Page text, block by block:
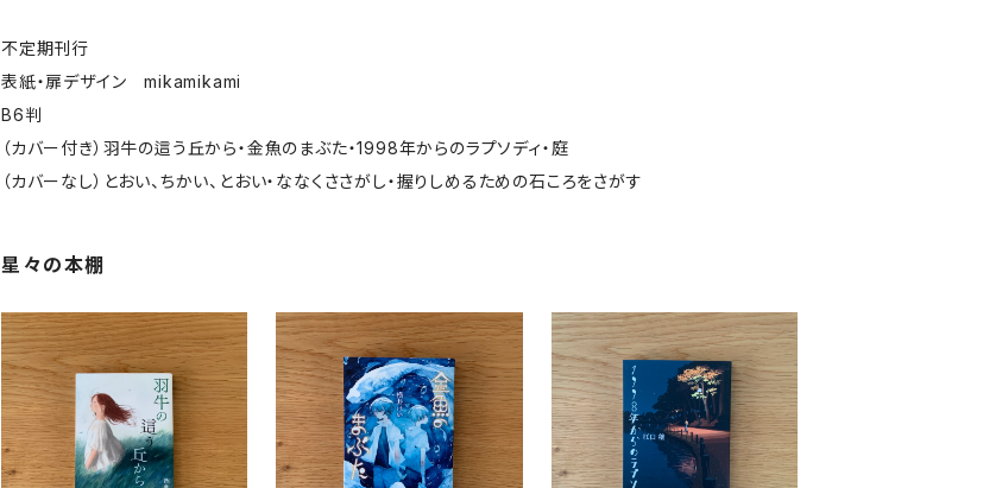
不定期刊行
表紙・扉デザイン mikamikami
B6判
（カバー付き）羽牛の這う丘から・金魚のまぶた・1998年からのラプソディ・庭
（カバーなし）とおい、ちかい、とおい・ななくささがし・握りしめるための石ころをさがす
星々の本棚